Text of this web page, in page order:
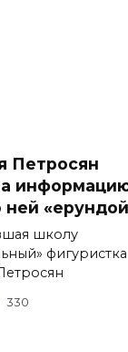
Петросян
ней
школу
фигуристка
330